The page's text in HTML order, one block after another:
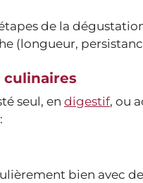
de la
(longueur,
culinaires
seul, en digestif, ou
bien avec